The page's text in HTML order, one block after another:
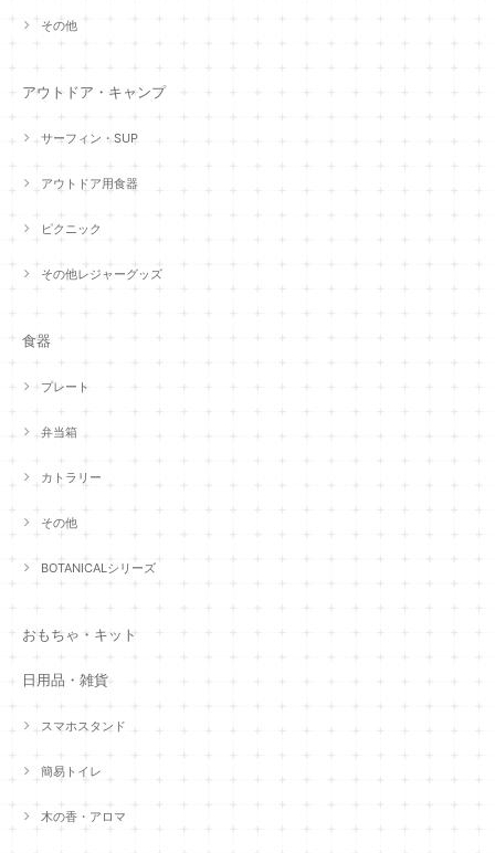
その他
アウトドア・キャンプ
サーフィン・SUP
アウトドア用食器
ピクニック
その他レジャーグッズ
食器
プレート
弁当箱
カトラリー
その他
BOTANICALシリーズ
おもちゃ・キット
日用品・雑貨
スマホスタンド
簡易トイレ
木の香・アロマ